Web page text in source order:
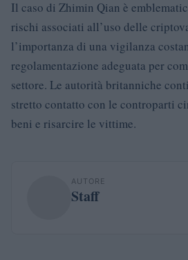
Il caso di Zhimin Qian è
rischi associati all’uso delle
l’importanza di una vigilanza
regolamentazione adeguata per
settore. Le autorità britanniche
stretto contatto con le controparti
beni e risarcire le vittime.
AUTORE
Staff